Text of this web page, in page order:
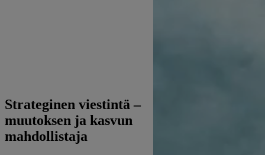
Strateginen viestintä –
muutoksen ja kasvun
mahdollistaja